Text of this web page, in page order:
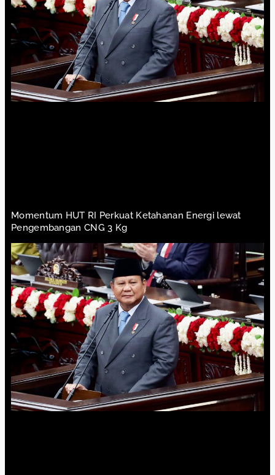
Momentum HUT RI Perkuat Ketahanan Energi lewat
Pengembangan CNG 3 Kg